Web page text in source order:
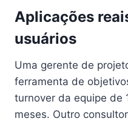
Aplicações
usuários
Uma gerente de
ferramenta de
turnover da equipe de
meses. Outro